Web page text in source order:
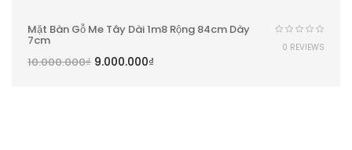
Mặt Bàn Gỗ Me Tây Dài 1m8 Rộng 84cm Dày
7cm
10.000.000₫ 9.000.000₫
0 REVIEWS